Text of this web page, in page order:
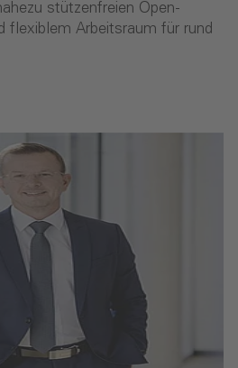
stützenfreien Open-
flexiblem Arbeitsraum für rund